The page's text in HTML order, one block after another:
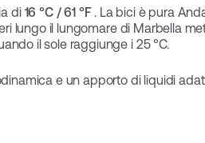
di 16 °C / 61 °F. La bici è pura
lungo il lungomare di Marbella
il sole raggiunge i 25 °C.
e un apporto di liquidi